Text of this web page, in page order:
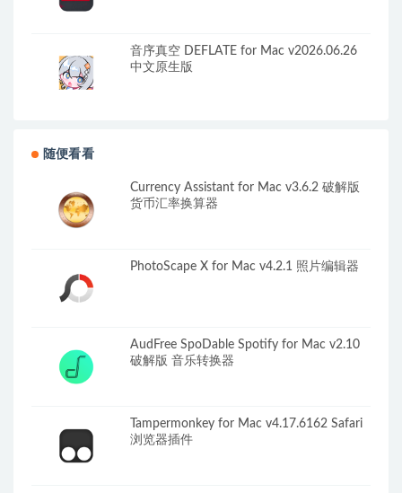
音序真空 DEFLATE for Mac v2026.06.26
中文原生版
随便看看
Currency Assistant for Mac v3.6.2 破解版
货币汇率换算器
PhotoScape X for Mac v4.2.1 照片编辑器
AudFree SpoDable Spotify for Mac v2.10
破解版 音乐转换器
Tampermonkey for Mac v4.17.6162 Safari
浏览器插件